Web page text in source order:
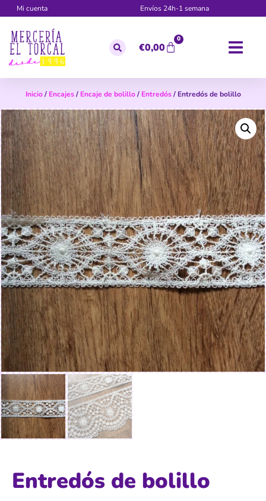
Mi cuenta Envíos 24h-1 semana
€0,00
0
Inicio/ Encajes/ Encaje de bolillo/ Entredós/ Entredós de bolillo
Entredós de bolillo